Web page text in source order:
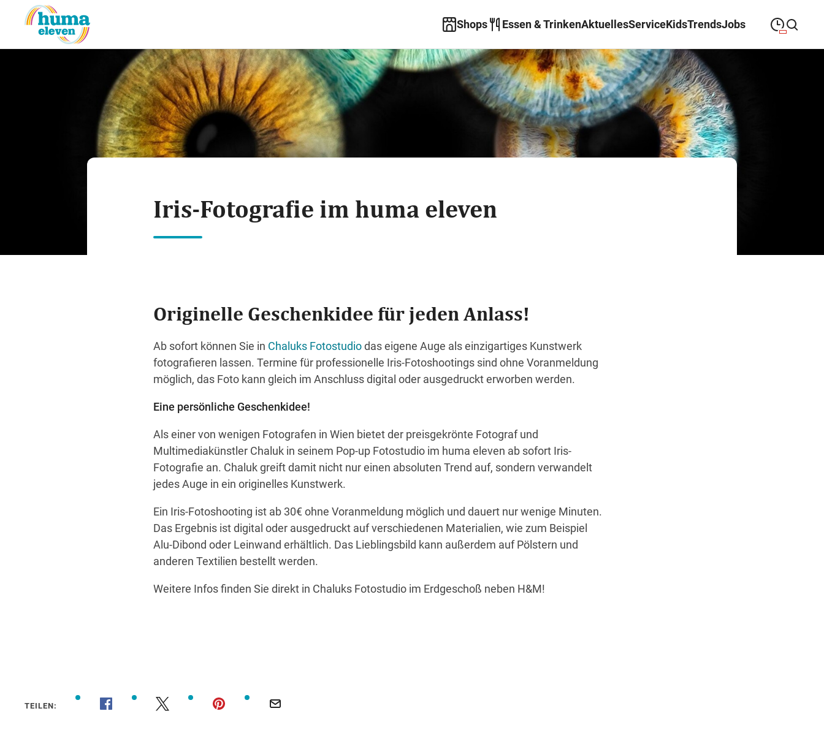
Shops Essen & TrinkenAktuellesServiceKidsTrendsJobs
Suche schließenMontag
MONTAG
Dienstag
DIENSTAG
Mittwoch
MITTWOCH
Iris-Fotografie im huma eleven
Originelle Geschenkidee für jeden Anlass!
Ab sofort können Sie in Chaluks Fotostudiodas eigene Auge als einzigartiges Kunstwerk
fotografieren lassen. Termine für professionelle Iris-Fotoshootings sind ohne Voranmeldung
möglich, das Foto kann gleich im Anschluss digital oder ausgedruckt erworben werden.
Eine persönliche Geschenkidee!
Als einer von wenigen Fotografen in Wien bietet der preisgekrönte Fotograf und
Multimediakünstler Chaluk in seinem Pop-up Fotostudio im huma eleven ab sofort Iris-
Fotografie an. Chaluk greift damit nicht nur einen absoluten Trend auf, sondern verwandelt
jedes Auge in ein originelles Kunstwerk.
Ein Iris-Fotoshooting ist ab 30€ ohne Voranmeldung möglich und dauert nur wenige Minuten.
Das Ergebnis ist digital oder ausgedruckt auf verschiedenen Materialien, wie zum Beispiel
Alu-Dibond oder Leinwand erhältlich. Das Lieblingsbild kann außerdem auf Pölstern und
anderen Textilien bestellt werden.
Weitere Infos finden Sie direkt in Chaluks Fotostudio im Erdgeschoß neben H&M!
TEILEN: